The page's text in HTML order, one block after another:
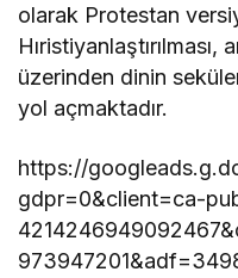
olarak Protestan
üzerinden dinin
yol açmaktadır.
https://
gdpr=0&client=ca-